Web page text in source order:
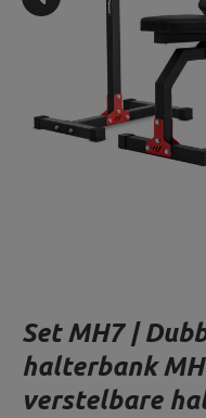
Set MH7 |
halterbank
verstelbare